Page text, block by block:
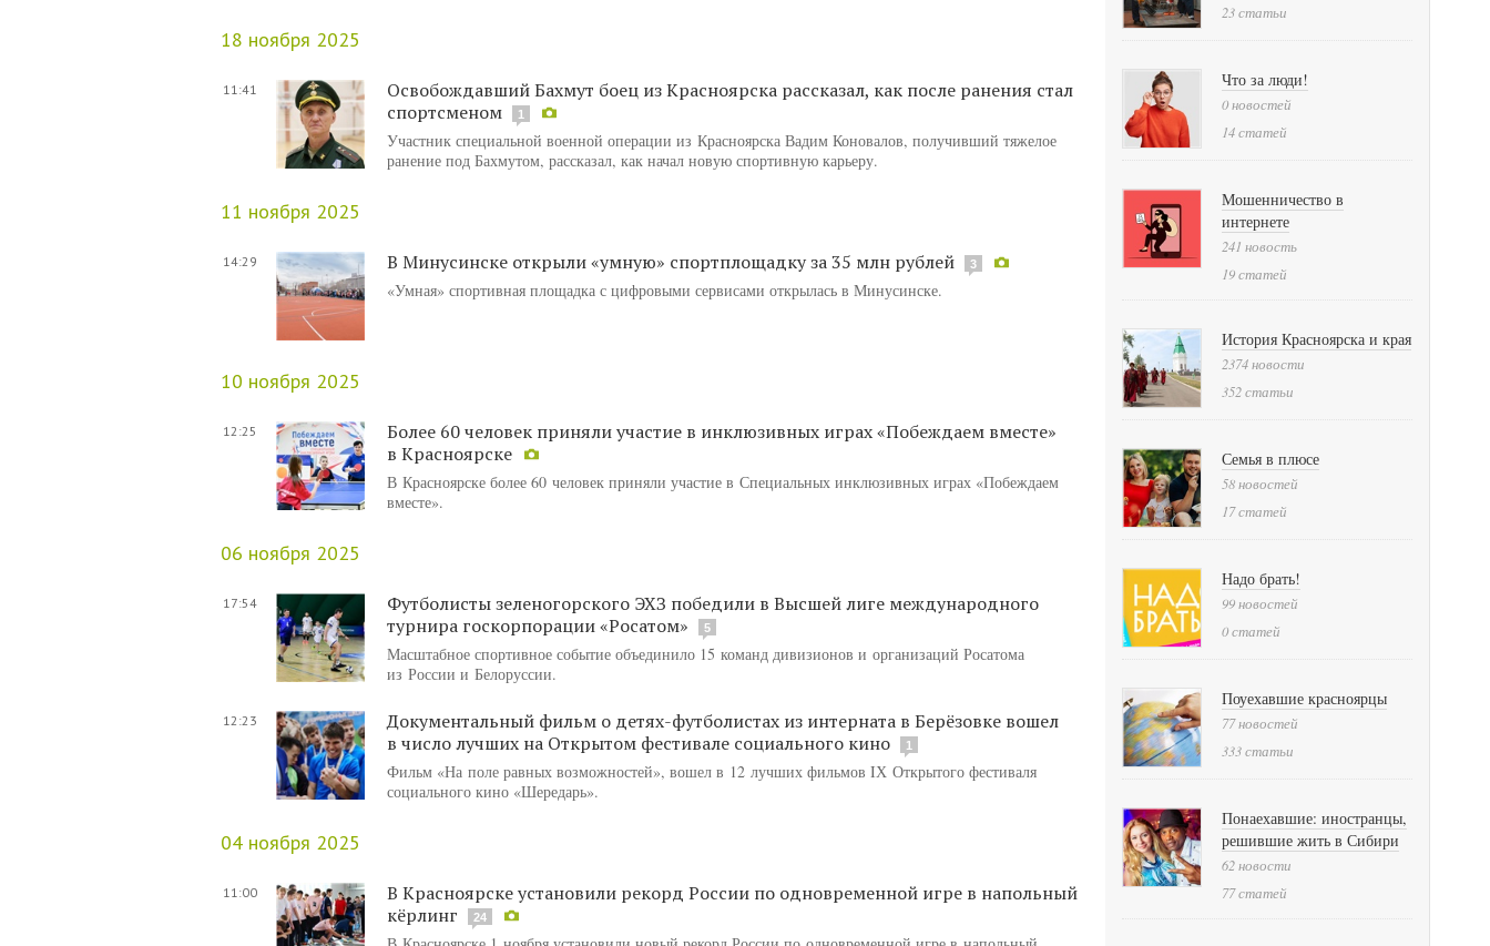
18 ноября 2025
11:41
Освобождавший Бахмут боец из Красноярска рассказал, как после ранения стал
спортсменом
1
Участник специальной военной операции из Красноярска Вадим Коновалов, получивший тяжелое
ранение под Бахмутом, рассказал, как начал новую спортивную карьеру.
11 ноября 2025
14:29 В Минусинске открыли «умную» спортплощадку за 35 млн рублей 3
«Умная» спортивная площадка с цифровыми сервисами открылась в Минусинске.
10 ноября 2025
12:25
Более 60 человек приняли участие в инклюзивных играх «Побеждаем вместе»
в Красноярске
В Красноярске более 60 человек приняли участие в Специальных инклюзивных играх «Побеждаем
вместе».
06 ноября 2025
17:54
Футболисты зеленогорского ЭХЗ победили в Высшей лиге международного
турнира госкорпорации «Росатом»
5
Масштабное спортивное событие объединило 15 команд дивизионов и организаций Росатома
из России и Белоруссии.
12:23
Документальный фильм о детях-футболистах из интерната в Берёзовке вошел
в число лучших на Открытом фестивале социального кино
1
Фильм «На поле равных возможностей», вошел в 12 лучших фильмов IХ Открытого фестиваля
социального кино «Шередарь».
04 ноября 2025
11:00
В Красноярске установили рекорд России по одновременной игре в напольный
кёрлинг
24
23 статьи
Что за люди!
0 новостей
14 статей
Мошенничество в
интернете
241 новость
19 статей
История Красноярска и края
2374 новости
352 статьи
Семья в плюсе
58 новостей
17 статей
Надо брать!
99 новостей
0 статей
Поуехавшие красноярцы
77 новостей
333 статьи
Понаехавшие: иностранцы,
решившие жить в Сибири
62 новости
77 статей